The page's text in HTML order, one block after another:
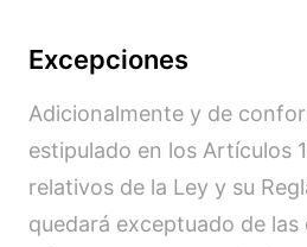
Excepciones
Adicionalmente y de
estipulado en los Artículos
relativos de la Ley y su
quedará exceptuado de las